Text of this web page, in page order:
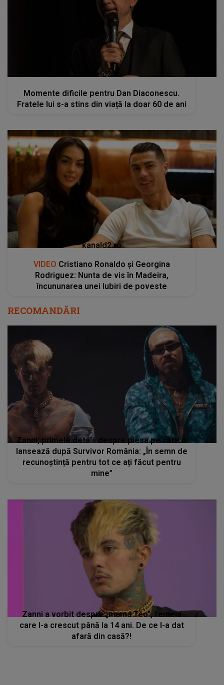
kanald2.ro
Momente dificile pentru Dan Diaconescu.
Fratele lui s-a stins din viață la doar 60 de ani
kanald2.ro
VIDEO Cristiano Ronaldo și Georgina
Rodriguez: Nunta de vis în Madeira,
încununarea unei Iubiri de poveste
RECOMANDĂRI
Zanni, primele detalii despre piesa pe care o
lansează după Survivor România: „În semn de
recunoștință pentru tot ce ați făcut pentru
mine”
Zanni a vorbit despre „mama Teo”, femeia
care l-a crescut până la 14 ani. De ce l-a dat
afară din casă?!